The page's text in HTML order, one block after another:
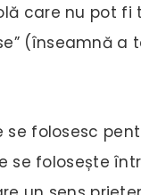
care nu pot
(înseamnă a
folosesc
se folosește